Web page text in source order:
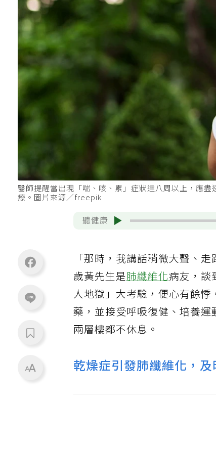
醫師提醒當出現「喘、咳、累」症狀達八周以上，應
療。圖片來源／freepik
聽健康
「那時，我講話稍微大聲、
歲黃先生是肺纖維化病友，談
人地獄」大考驗，便心有餘
藥，並接受呼吸復健、培養
兩層樓都不休息。
乾燥症引發肺纖維化，